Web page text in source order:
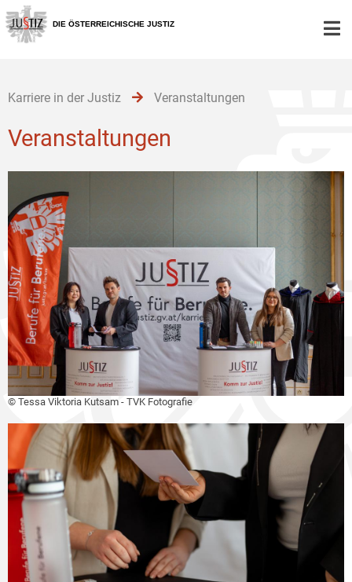
Zur
Hauptnavigation
[1]
Zum
Inhalt
[2]
DIE ÖSTERREICHISCHE JUSTIZ
Karriere in der Justiz Veranstaltungen
Veranstaltungen
© Tessa Viktoria Kutsam - TVK Fotografie